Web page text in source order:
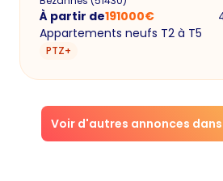
À partir de191000€
Appartements neufs T2 à T5
PTZ+
Voir d'autres annonces